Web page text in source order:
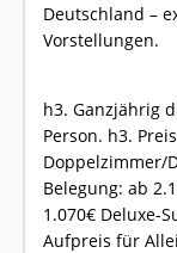
Deutschland –
Vorstellungen.
h3. Ganzjährig
Person. h3.
Doppelzimmer/
Belegung: ab
1.070€ Deluxe-
Aufpreis für